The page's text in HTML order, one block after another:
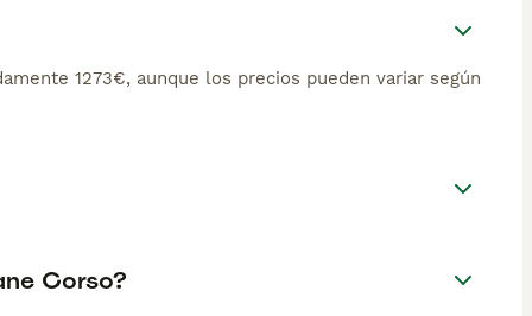
1273€, aunque los precios pueden variar según
Corso?